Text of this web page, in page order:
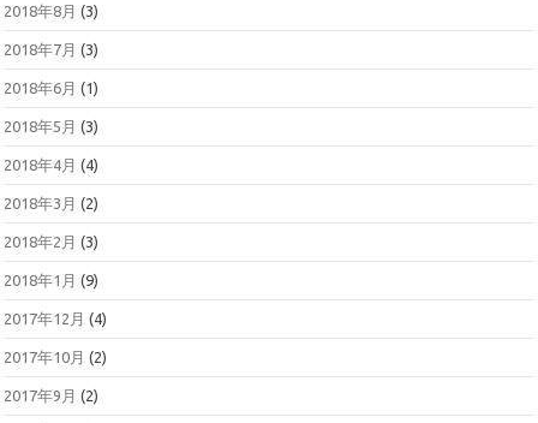
2018年8月 (3)
2018年7月 (3)
2018年6月 (1)
2018年5月 (3)
2018年4月 (4)
2018年3月 (2)
2018年2月 (3)
2018年1月 (9)
2017年12月 (4)
2017年10月 (2)
2017年9月 (2)